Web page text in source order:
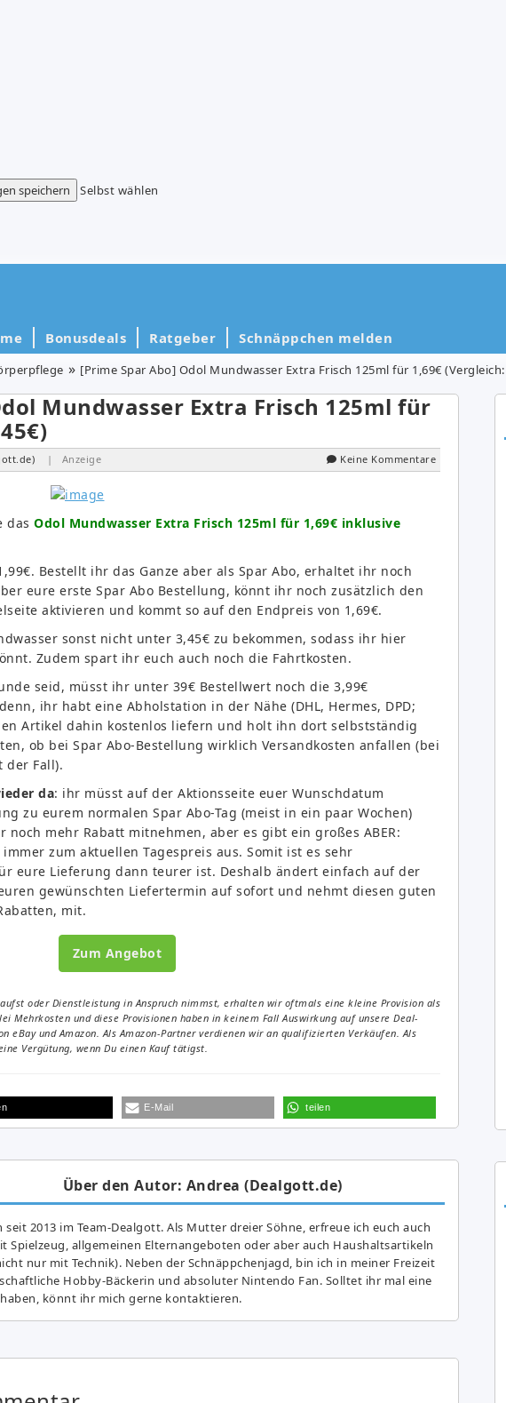
speichern
Selbst wählen
Bonusdeals Ratgeber Schnäppchen melden
[Prime Spar Abo] Odol Mundwasser Extra Frisch 125ml für 1,69€ (Vergleich:
Mundwasser Extra Frisch 125ml für
| Anzeige Keine Kommentare
das Odol Mundwasser Extra Frisch 125ml für 1,69€ inklusive
Bestellt ihr das Ganze aber als Spar Abo, erhaltet ihr noch
eure erste Spar Abo Bestellung, könnt ihr noch zusätzlich den
aktivieren und kommt so auf den Endpreis von 1,69€.
sonst nicht unter 3,45€ zu bekommen, sodass ihr hier
Zudem spart ihr euch auch noch die Fahrtkosten.
seid, müsst ihr unter 39€ Bestellwert noch die 3,99€
ihr habt eine Abholstation in der Nähe (DHL, Hermes, DPD;
Artikel dahin kostenlos liefern und holt ihn dort selbstständig
ob bei Spar Abo-Bestellung wirklich Versandkosten anfallen (bei
der Fall).
da: ihr müsst auf der Aktionsseite euer Wunschdatum
zu eurem normalen Spar Abo-Tag (meist in ein paar Wochen)
mehr Rabatt mitnehmen, aber es gibt ein großes ABER:
zum aktuellen Tagespreis aus. Somit ist es sehr
eure Lieferung dann teurer ist. Deshalb ändert einfach auf der
gewünschten Liefertermin auf sofort und nehmt diesen guten
mit.
Zum Angebot
oder Dienstleistung in Anspruch nimmst, erhalten wir oftmals eine kleine Provision als
Mehrkosten und diese Provisionen haben in keinem Fall Auswirkung auf unsere Deal-
eBay und Amazon. Als Amazon-Partner verdienen wir an qualifizierten Verkäufen. Als
Vergütung, wenn Du einen Kauf tätigst.
E-Mail teilen
Über den Autor: Andrea (Dealgott.de)
seit 2013 im Team-Dealgott. Als Mutter dreier Söhne, erfreue ich euch auch
Spielzeug, allgemeinen Elternangeboten oder aber auch Haushaltsartikeln
nur mit Technik). Neben der Schnäppchenjagd, bin ich in meiner Freizeit
Hobby-Bäckerin und absoluter Nintendo Fan. Solltet ihr mal eine
könnt ihr mich gerne kontaktieren.